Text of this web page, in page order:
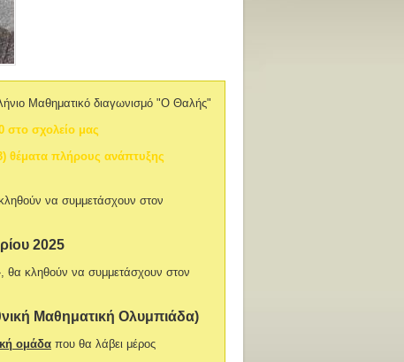
Μαθηματικό διαγωνισμό "Ο Θαλής"
στο σχολείο μας
θέματα πλήρους ανάπτυξης
να συμμετάσχουν στον
2025
θα κληθούν να συμμετάσχουν στον
Μαθηματική Ολυμπιάδα)
ομάδα που θα λάβει μέρος